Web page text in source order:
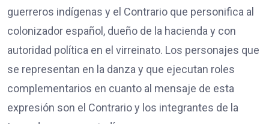
guerreros indígenas y el Contrario que personifica al
colonizador español, dueño de la hacienda y con
autoridad política en el virreinato. Los personajes que
se representan en la danza y que ejecutan roles
complementarios en cuanto al mensaje de esta
expresión son el Contrario y los integrantes de la